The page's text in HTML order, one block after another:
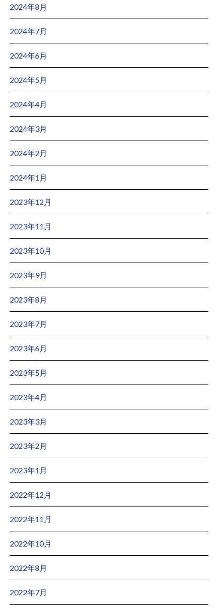
2024年8月
2024年7月
2024年6月
2024年5月
2024年4月
2024年3月
2024年2月
2024年1月
2023年12月
2023年11月
2023年10月
2023年9月
2023年8月
2023年7月
2023年6月
2023年5月
2023年4月
2023年3月
2023年2月
2023年1月
2022年12月
2022年11月
2022年10月
2022年8月
2022年7月